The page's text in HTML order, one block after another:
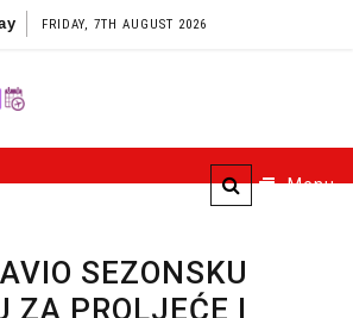
FRIDAY, 7TH AUGUST 2026
Avionom
Menu
SEZONSKU
ZA PROLJEĆE I